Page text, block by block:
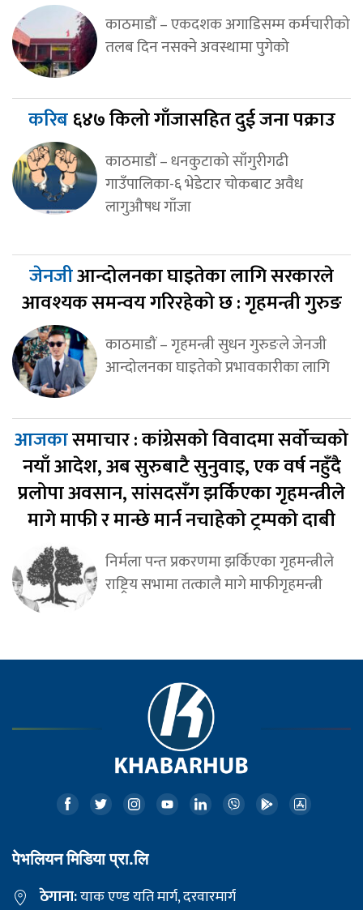
काठमाडाैं – एकदशक अगाडिसम्म कर्मचारीको
तलब दिन नसक्ने अवस्थामा पुगेको
करिब६४७ किलो गाँजासहित दुई जना पक्राउ
काठमाडौं – धनकुटाको साँगुरीगढी
गाउँपालिका-६ भेडेटार चोकबाट अवैध
लागुऔषध गाँजा
जेनजीआन्दोलनका घाइतेका लागि सरकारले
आवश्यक समन्वय गरिरहेको छ : गृहमन्त्री गुरुङ
काठमाडौं – गृहमन्त्री सुधन गुरुङले जेनजी
आन्दोलनका घाइतेको प्रभावकारीका लागि
आजकासमाचार : कांग्रेसको विवादमा सर्वोच्चको
नयाँ आदेश, अब सुरुबाटै सुनुवाइ, एक वर्ष नहुँदै
प्रलोपा अवसान, सांसदसँग झर्किएका गृहमन्त्रीले
मागे माफी र मान्छे मार्न नचाहेको ट्रम्पको दाबी
निर्मला पन्त प्रकरणमा झर्किएका गृहमन्त्रीले
राष्ट्रिय सभामा तत्कालै मागे माफीगृहमन्त्री
पेभलियन मिडिया प्रा.लि
ठेगाना:याक एण्ड यति मार्ग, दरवारमार्ग